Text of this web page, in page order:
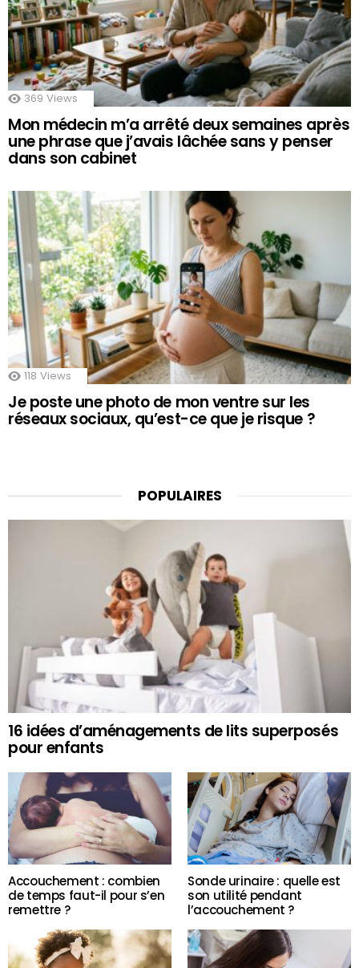
369 Views
Mon médecin m’a arrêté deux semaines après
une phrase que j’avais lâchée sans y penser
dans son cabinet
118 Views
Je poste une photo de mon ventre sur les
réseaux sociaux, qu’est-ce que je risque ?
POPULAIRES
16 idées d’aménagements de lits superposés
pour enfants
Accouchement : combien
de temps faut-il pour s’en
remettre ?
Sonde urinaire : quelle est
son utilité pendant
l’accouchement ?